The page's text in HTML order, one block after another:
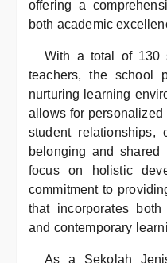
offering a
both academic
With a total of 130
teachers, the school
nurturing learning
allows for
student relationships,
belonging and shared
focus on holistic
commitment to
that incorporates
and contemporary
As a Sekolah